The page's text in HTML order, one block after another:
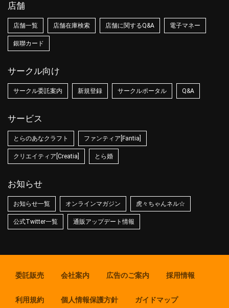
店舗
店舗一覧 店舗在庫検索 店舗に関するQ&A 電子マネー
銀聯カード
サークル向け
サークル委託案内 新規登録 サークルポータル Q&A
サービス
とらのあなクラフト ファンティア[Fantia]
クリエイティア[Creatia] とら婚
お知らせ
お知らせ一覧 オンラインマガジン 虎々ちゃんネル☆
公式Twitter一覧 通販アップデート情報
委託販売 会社案内 広告のご案内 採用情報
利用規約 個人情報保護方針 ガイドマップ